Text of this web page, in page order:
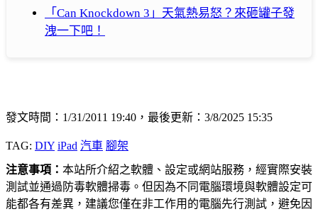
「Can Knockdown 3」天氣熱易怒？來砸罐子發
洩一下吧！
發文時間：1/31/2011 19:40，最後更新：3/8/2025 15:35
TAG: DIY iPad 汽車 腳架
注意事項： 本站所介紹之軟體、設定或網站服務，經實際安裝
測試並通過防毒軟體掃毒。但因為不同電腦環境與軟體設定可
能都各有差異，建議您僅在非工作用的電腦先行測試，避免因